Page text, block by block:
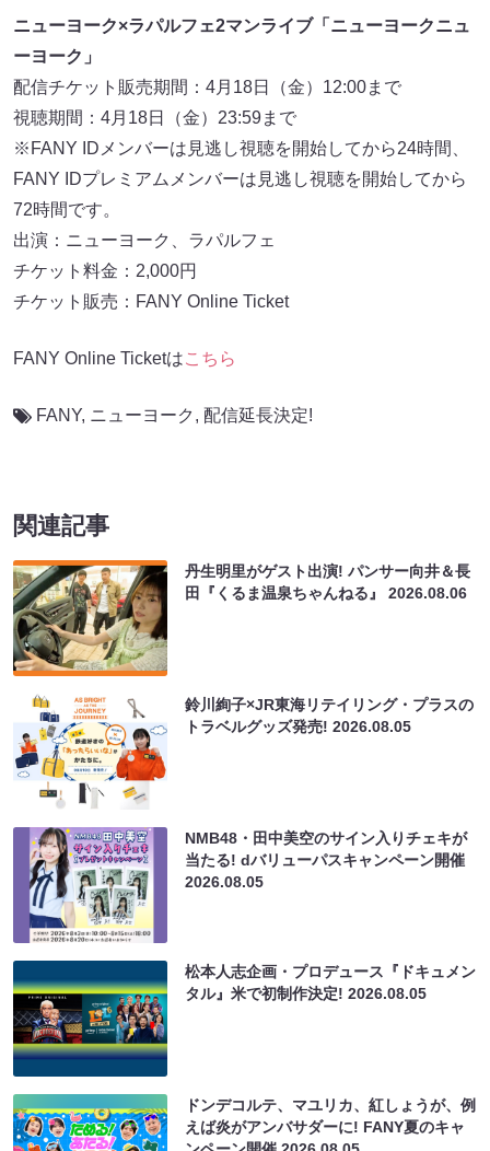
ニューヨーク×ラパルフェ2マンライブ「ニューヨークニュ
ーヨーク」
配信チケット販売期間：4月18日（金）12:00まで
視聴期間：4月18日（金）23:59まで
※FANY IDメンバーは見逃し視聴を開始してから24時間、
FANY IDプレミアムメンバーは見逃し視聴を開始してから
72時間です。
出演：ニューヨーク、ラパルフェ
チケット料金：2,000円
チケット販売：FANY Online Ticket
FANY Online Ticketはこちら
FANY, ニューヨーク , 配信延長決定!
関連記事
丹生明里がゲスト出演! パンサー向井＆長
田『くるま温泉ちゃんねる』2026.08.06
鈴川絢子×JR東海リテイリング・プラスの
トラベルグッズ発売!2026.08.05
NMB48・田中美空のサイン入りチェキが
当たる! dバリューパスキャンペーン開催
2026.08.05
松本人志企画・プロデュース『ドキュメン
タル』米で初制作決定!2026.08.05
ドンデコルテ、マユリカ、紅しょうが、例
えば炎がアンバサダーに! FANY夏のキャ